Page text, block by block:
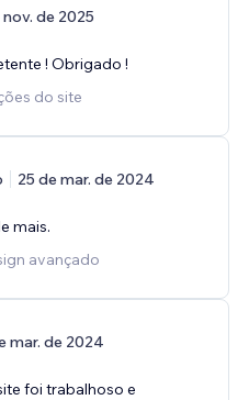
de 2025
! Obrigado !
do site
25 de mar. de 2024
mais.
avançado
mar. de 2024
foi trabalhoso e